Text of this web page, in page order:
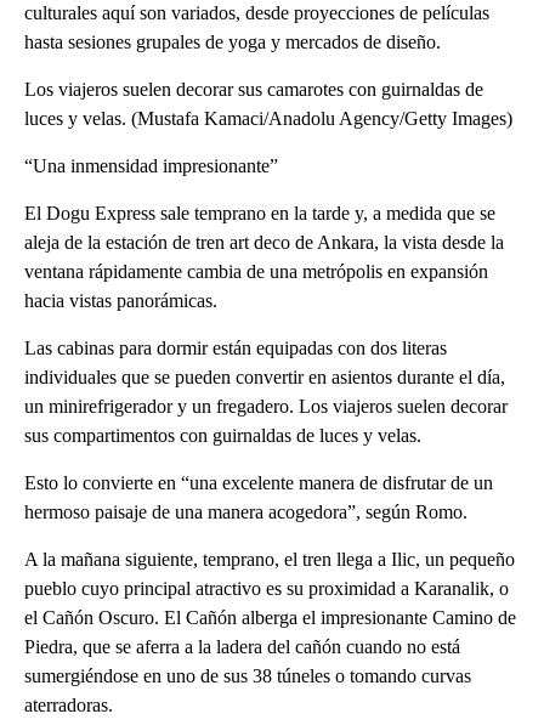
culturales aquí son variados, desde proyecciones de películas
hasta sesiones grupales de yoga y mercados de diseño.
Los viajeros suelen decorar sus camarotes con guirnaldas de
luces y velas. (Mustafa Kamaci/Anadolu Agency/Getty Images)
“Una inmensidad impresionante”
El Dogu Express sale temprano en la tarde y, a medida que se
aleja de la estación de tren art deco de Ankara, la vista desde la
ventana rápidamente cambia de una metrópolis en expansión
hacia vistas panorámicas.
Las cabinas para dormir están equipadas con dos literas
individuales que se pueden convertir en asientos durante el día,
un minirefrigerador y un fregadero. Los viajeros suelen decorar
sus compartimentos con guirnaldas de luces y velas.
Esto lo convierte en “una excelente manera de disfrutar de un
hermoso paisaje de una manera acogedora”, según Romo.
A la mañana siguiente, temprano, el tren llega a Ilic, un pequeño
pueblo cuyo principal atractivo es su proximidad a Karanalik, o
el Cañón Oscuro. El Cañón alberga el impresionante Camino de
Piedra, que se aferra a la ladera del cañón cuando no está
sumergiéndose en uno de sus 38 túneles o tomando curvas
aterradoras.